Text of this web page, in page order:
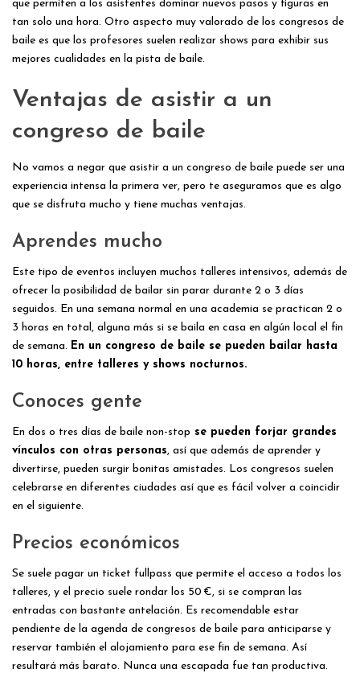
que permiten a los asistentes dominar nuevos pasos y figuras en
tan solo una hora. Otro aspecto muy valorado de los congresos de
baile es que los profesores suelen realizar shows para exhibir sus
mejores cualidades en la pista de baile.
Ventajas de asistir a un
congreso de baile
No vamos a negar que asistir a un congreso de baile puede ser una
experiencia intensa la primera ver, pero te aseguramos que es algo
que se disfruta mucho y tiene muchas ventajas.
Aprendes mucho
Este tipo de eventos incluyen muchos talleres intensivos, además de
ofrecer la posibilidad de bailar sin parar durante 2 o 3 días
seguidos. En una semana normal en una academia se practican 2 o
3 horas en total, alguna más si se baila en casa en algún local el fin
de semana. En un congreso de baile se pueden bailar hasta
10 horas, entre talleres y shows nocturnos.
Conoces gente
En dos o tres días de baile non-stop se pueden forjar grandes
vínculos con otras personas, así que además de aprender y
divertirse, pueden surgir bonitas amistades. Los congresos suelen
celebrarse en diferentes ciudades así que es fácil volver a coincidir
en el siguiente.
Precios económicos
Se suele pagar un ticket fullpass que permite el acceso a todos los
talleres, y el precio suele rondar los 50 €, si se compran las
entradas con bastante antelación. Es recomendable estar
pendiente de la agenda de congresos de baile para anticiparse y
reservar también el alojamiento para ese fin de semana. Así
resultará más barato. Nunca una escapada fue tan productiva.